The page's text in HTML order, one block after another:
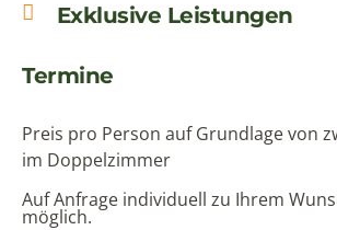
Exklusive Leistungen
Termine
Preis pro Person auf Grundlage von
im Doppelzimmer
Auf Anfrage individuell zu Ihrem
möglich.